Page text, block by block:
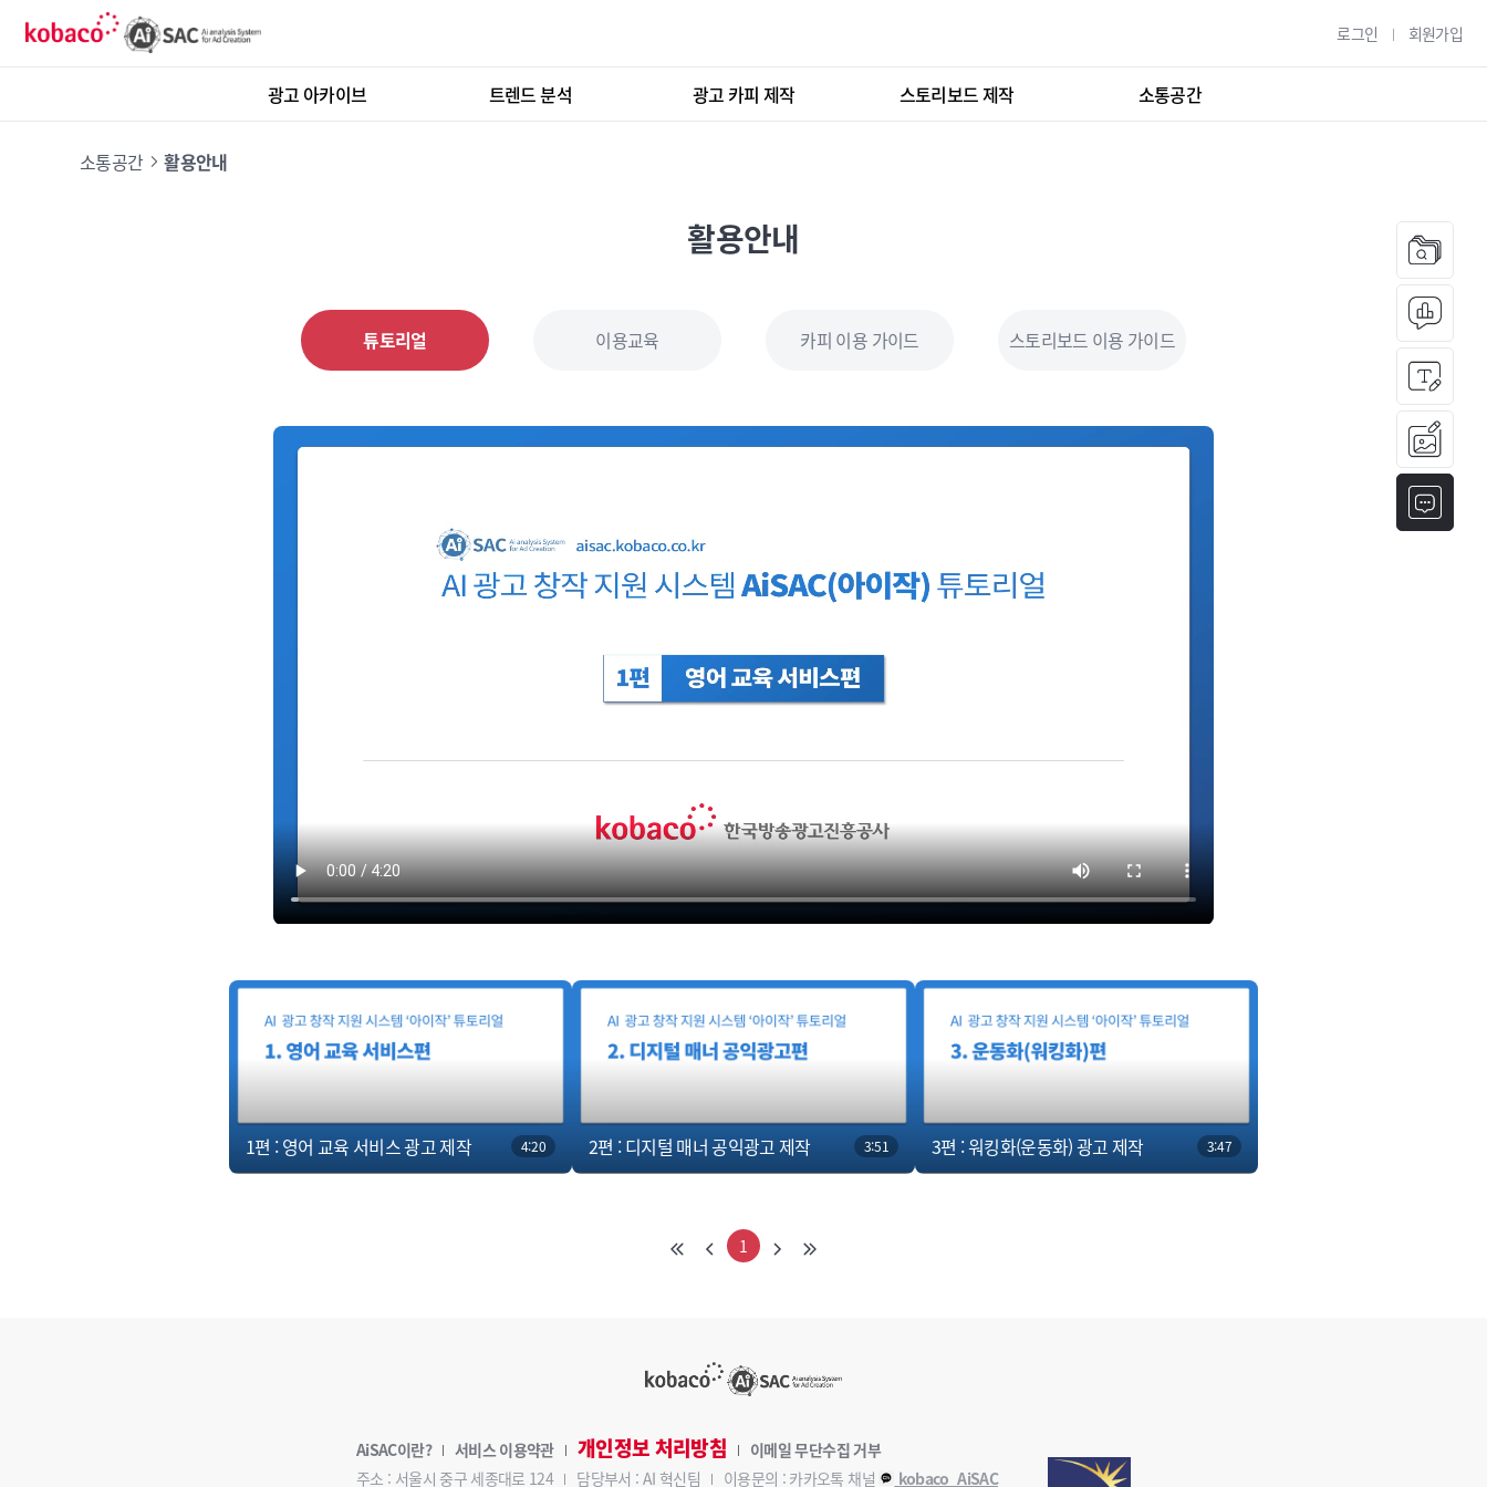
로그인 회원가입
광고 아카이브 트렌드 분석 광고 카피 제작 스토리보드 제작 소통공간
소통공간 활용안내
활용안내
튜토리얼 이용교육 카피 이용 가이드 스토리보드 이용 가이드
1편 : 영어 교육 서비스 광고 제작 4:20 2편 : 디지털 매너 공익광고 제작 3:51 3편 : 워킹화(운동화) 광고 제작 3:47
1
AiSAC이란? 서비스 이용약관 개인정보 처리방침
이메일 무단수집 거부
주소 : 서울시 중구 세종대로 124
담당부서 : AI 혁신팀 이용문의 : 카카오톡 채널 kobaco_AiSAC